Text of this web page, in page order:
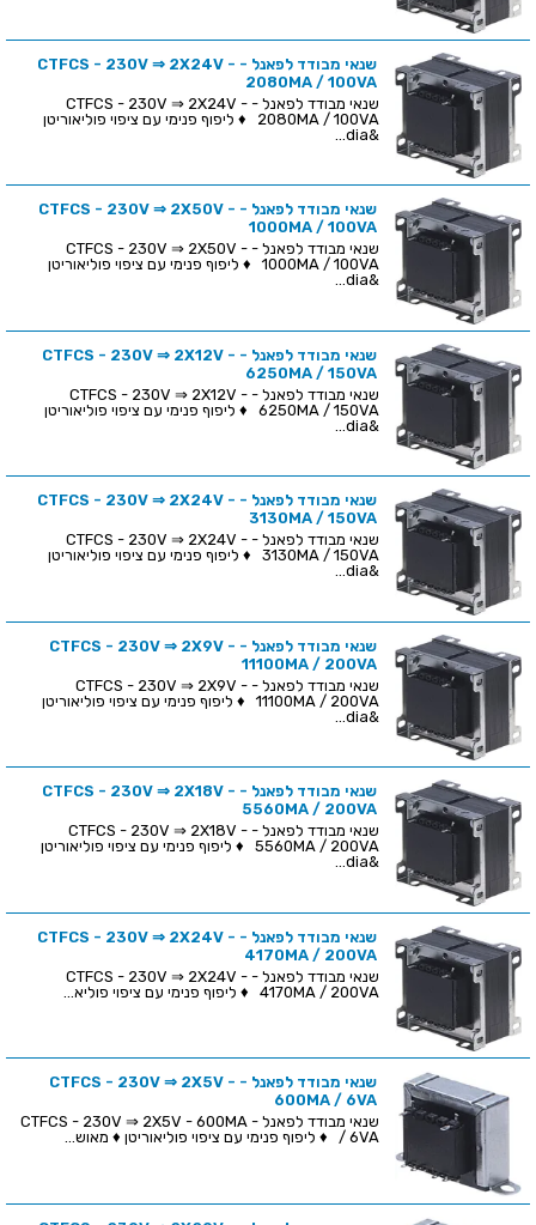
שנאי מבודד לפאנל - CTFCS - 230V ⇒ 2X24V -
2080MA / 100VA
שנאי מבודד לפאנל - CTFCS - 230V ⇒ 2X24V -
2080MA / 100VA ♦ ליפוף פנימי עם ציפוי פוליאוריטן
&dia...
שנאי מבודד לפאנל - CTFCS - 230V ⇒ 2X50V -
1000MA / 100VA
שנאי מבודד לפאנל - CTFCS - 230V ⇒ 2X50V -
1000MA / 100VA ♦ ליפוף פנימי עם ציפוי פוליאוריטן
&dia...
שנאי מבודד לפאנל - CTFCS - 230V ⇒ 2X12V -
6250MA / 150VA
שנאי מבודד לפאנל - CTFCS - 230V ⇒ 2X12V -
6250MA / 150VA ♦ ליפוף פנימי עם ציפוי פוליאוריטן
&dia...
שנאי מבודד לפאנל - CTFCS - 230V ⇒ 2X24V -
3130MA / 150VA
שנאי מבודד לפאנל - CTFCS - 230V ⇒ 2X24V -
3130MA / 150VA ♦ ליפוף פנימי עם ציפוי פוליאוריטן
&dia...
שנאי מבודד לפאנל - CTFCS - 230V ⇒ 2X9V -
11100MA / 200VA
שנאי מבודד לפאנל - CTFCS - 230V ⇒ 2X9V -
11100MA / 200VA ♦ ליפוף פנימי עם ציפוי פוליאוריטן
&dia...
שנאי מבודד לפאנל - CTFCS - 230V ⇒ 2X18V -
5560MA / 200VA
שנאי מבודד לפאנל - CTFCS - 230V ⇒ 2X18V -
5560MA / 200VA ♦ ליפוף פנימי עם ציפוי פוליאוריטן
&dia...
שנאי מבודד לפאנל - CTFCS - 230V ⇒ 2X24V -
4170MA / 200VA
שנאי מבודד לפאנל - CTFCS - 230V ⇒ 2X24V -
4170MA / 200VA ♦ ליפוף פנימי עם ציפוי פוליא...
שנאי מבודד לפאנל - CTFCS - 230V ⇒ 2X5V -
600MA / 6VA
שנאי מבודד לפאנל - CTFCS - 230V ⇒ 2X5V - 600MA
/ 6VA ♦ ליפוף פנימי עם ציפוי פוליאוריטן ♦ מאוש...